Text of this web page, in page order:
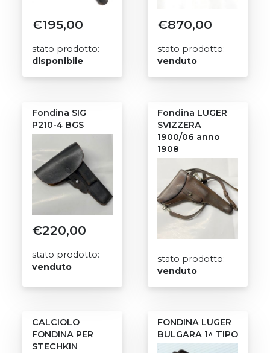
€195,00
stato prodotto:
disponibile
€870,00
stato prodotto:
venduto
Fondina SIG
P210-4 BGS
€220,00
stato prodotto:
venduto
Fondina LUGER
SVIZZERA
1900/06 anno
1908
stato prodotto:
venduto
CALCIOLO
FONDINA PER
STECHKIN
FONDINA LUGER
BULGARA 1^ TIPO